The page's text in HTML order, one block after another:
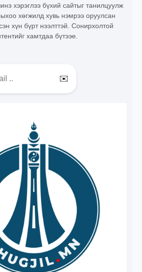
хэрэглээ бүхий сайтыг танилцуулж
хөгжилд хувь нэмрээ оруулсан
хүн бүрт нээлттэй. Сонирхолтой
хамтдаа бүтээе.
✉️